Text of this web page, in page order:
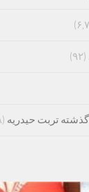
(۹۲)
گذشته تربت حیدریه (۳۸)